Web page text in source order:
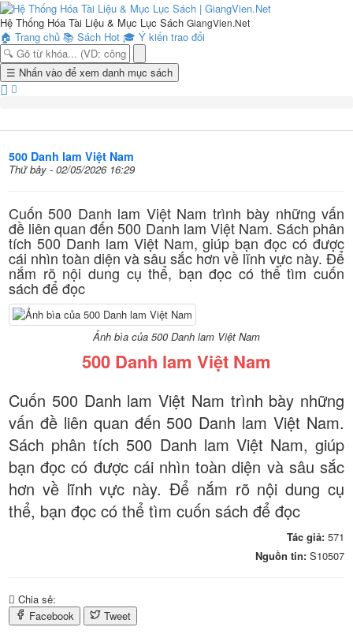
Hệ Thống Hóa Tài Liệu & Mục Lục Sách GiangVien.Net
🏠 Trang chủ 📚 Sách Hot 🎓 Ý kiến trao đổi
Toggle
navigation
☰ Nhấn vào để xem danh mục sách
500 Danh lam Việt Nam
Thứ bảy - 02/05/2026 16:29
Cuốn 500 Danh lam Việt Nam trình bày những vấn
đề liên quan đến 500 Danh lam Việt Nam. Sách phân
tích 500 Danh lam Việt Nam, giúp bạn đọc có được
cái nhìn toàn diện và sâu sắc hơn về lĩnh vực này. Để
nắm rõ nội dung cụ thể, bạn đọc có thể tìm cuốn
sách để đọc
Ảnh bìa của 500 Danh lam Việt Nam
500 Danh lam Việt Nam
Cuốn 500 Danh lam Việt Nam trình bày những
vấn đề liên quan đến 500 Danh lam Việt Nam.
Sách phân tích 500 Danh lam Việt Nam, giúp
bạn đọc có được cái nhìn toàn diện và sâu sắc
hơn về lĩnh vực này. Để nắm rõ nội dung cụ
thể, bạn đọc có thể tìm cuốn sách để đọc
Tác giả: 571
Nguồn tin: S10507
Chia sẻ:
Facebook
Tweet